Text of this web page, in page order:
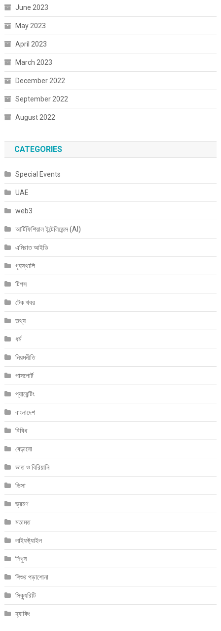
June 2023
May 2023
April 2023
March 2023
December 2022
September 2022
August 2022
CATEGORIES
Special Events
UAE
web3
আর্টিফিশিয়াল ইন্টেলিজেন্স (AI)
এমিরাত আইডি
গৃহস্থালি
টিপস
টেক খবর
তথ্য
ধর্ম
নিয়মনীতি
পাসপোর্ট
প্যারেন্টিং
বাংলাদেশ
বিবিধ
বেড়ানো
ভাত ও বিরিয়ানি
ভিসা
ভ্রমণ
মতামত
লাইফষ্ট্যাইল
শিখুন
শিশুর পড়াশোনা
সিক্যুরিটি
হ্যাকিং